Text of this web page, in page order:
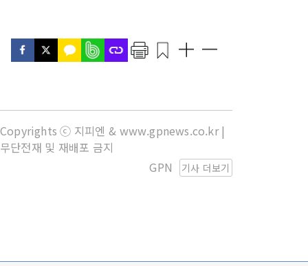
Copyrights ⓒ 지피엔 & www.gpnews.co.kr |
무단전재 및 재배포 금지
기사 더보기
GPN